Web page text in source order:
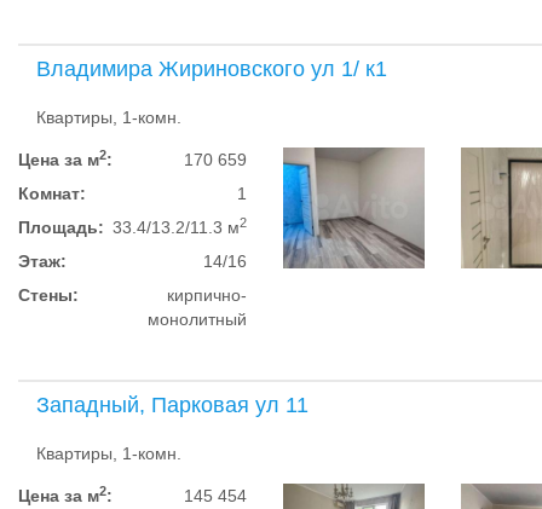
Владимира Жириновского ул 1/ к1
Квартиры, 1-комн.
Цена за м2:
170 659
Комнат:
1
Площадь: 33.4/13.2/11.3 м2
Этаж:
14/16
Стены:
кирпично-
монолитный
Западный, Парковая ул 11
Квартиры, 1-комн.
Цена за м2: 145 454